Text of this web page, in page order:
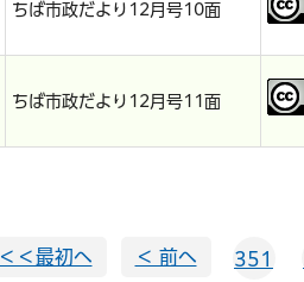
ちば市政だより12月号10面
ちば市政だより12月号11面
＜＜最初へ ＜ 前へ 351